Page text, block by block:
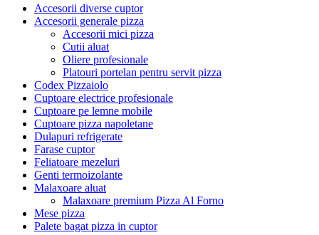
Accesorii diverse cuptor
Accesorii generale pizza
Accesorii mici pizza
Cutii aluat
Oliere profesionale
Platouri portelan pentru servit pizza
Codex Pizzaiolo
Cuptoare electrice profesionale
Cuptoare pe lemne mobile
Cuptoare pizza napoletane
Dulapuri refrigerate
Farase cuptor
Feliatoare mezeluri
Genti termoizolante
Malaxoare aluat
Malaxoare premium Pizza Al Forno
Mese pizza
Palete bagat pizza in cuptor